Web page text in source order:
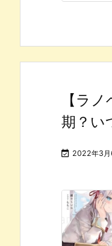
【ラ
期？い
 2022年3月